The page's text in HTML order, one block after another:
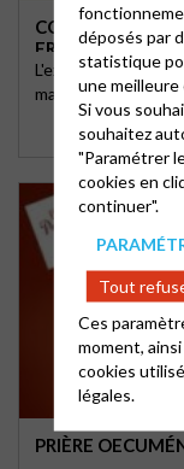
COMMUNIQUÉS
FRANCE ET DE
L'extermination des
marche !
PRIÈRE
déposés par
statistique
une meilleure
Si vous
souhaitez
"Paramétrer
cookies en
continuer".
Tout
Ces
moment,
cookies
légales.